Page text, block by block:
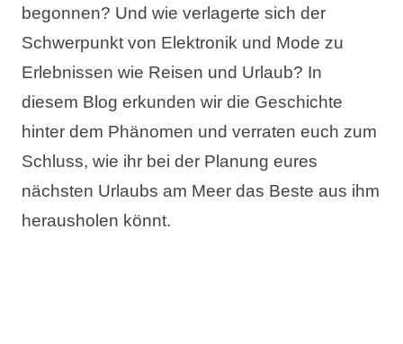
begonnen? Und wie verlagerte sich der
Schwerpunkt von Elektronik und Mode zu
Erlebnissen wie Reisen und Urlaub? In
diesem Blog erkunden wir die Geschichte
hinter dem Phänomen und verraten euch zum
Schluss, wie ihr bei der Planung eures
nächsten Urlaubs am Meer das Beste aus ihm
herausholen könnt.